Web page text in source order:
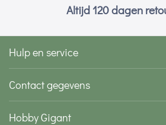
Altijd 120 dagen
Hulp en service
Contact gegevens
Hobby Gigant